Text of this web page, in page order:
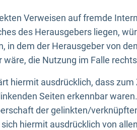
Verweisen auf fremde
des Herausgebers liegen,
in dem der Herausgeber von
die Nutzung im Falle
hiermit ausdrücklich, dass
Seiten erkennbar
der gelinkten/
hiermit ausdrücklich von